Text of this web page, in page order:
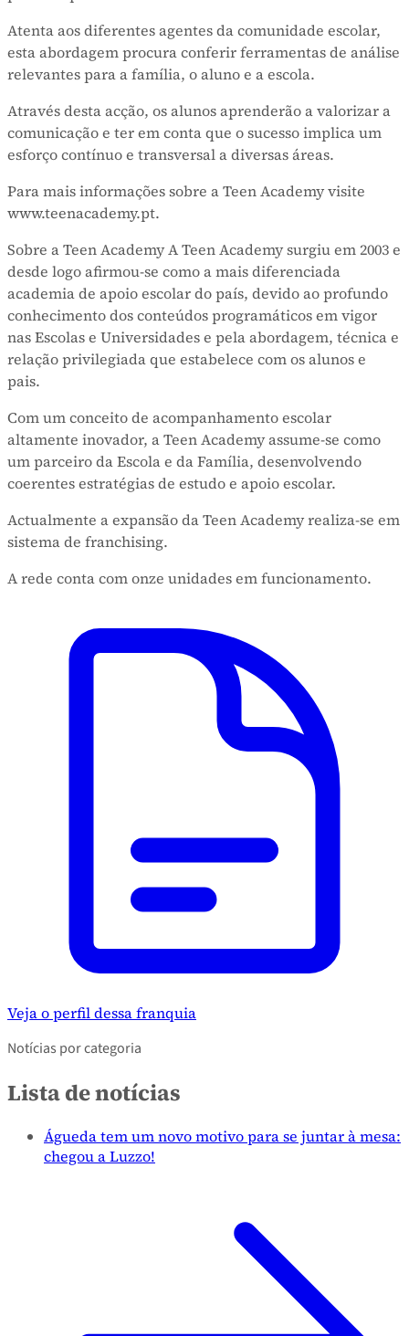
Atenta aos diferentes agentes da comunidade escolar,
esta abordagem procura conferir ferramentas de análise
relevantes para a família, o aluno e a escola.
Através desta acção, os alunos aprenderão a valorizar a
comunicação e ter em conta que o sucesso implica um
esforço contínuo e transversal a diversas áreas.
Para mais informações sobre a Teen Academy visite
www.teenacademy.pt.
Sobre a Teen Academy A Teen Academy surgiu em 2003 e
desde logo afirmou-se como a mais diferenciada
academia de apoio escolar do país, devido ao profundo
conhecimento dos conteúdos programáticos em vigor
nas Escolas e Universidades e pela abordagem, técnica e
relação privilegiada que estabelece com os alunos e
pais.
Com um conceito de acompanhamento escolar
altamente inovador, a Teen Academy assume-se como
um parceiro da Escola e da Família, desenvolvendo
coerentes estratégias de estudo e apoio escolar.
Actualmente a expansão da Teen Academy realiza-se em
sistema de franchising.
A rede conta com onze unidades em funcionamento.
Veja o perfil dessa franquia
Notícias por categoria
Lista de notícias
Águeda tem um novo motivo para se juntar à mesa:
chegou a Luzzo!